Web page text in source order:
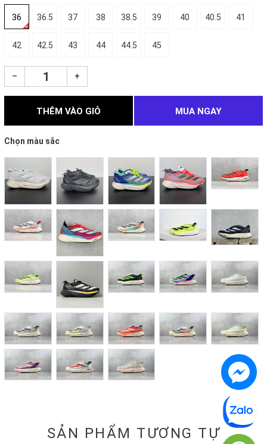
36 36.5 37 38 38.5 39 40 40.5 41
42 42.5 43 44 44.5 45
– +
THÊM VÀO GIỎ MUA NGAY
Chọn màu sắc
SẢN PHẨM TƯƠNG TỰ